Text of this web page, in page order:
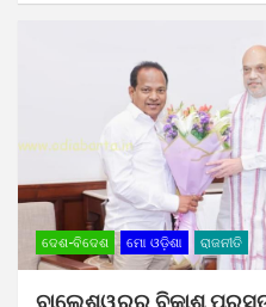
ଦେଶ-ବିଦେଶ ମୋ ଓଡ଼ିଶା ରାଜନୀତି
ବାଲେଶ୍ୱରର ବିକାଶ